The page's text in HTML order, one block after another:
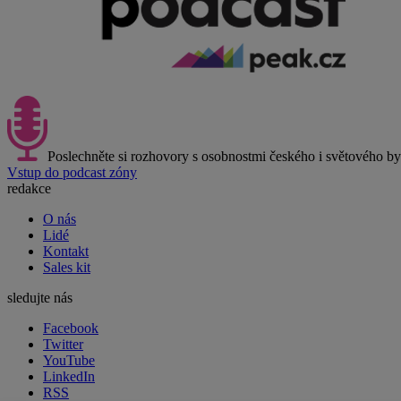
Poslechněte si rozhovory s osobnostmi českého i světového
Vstup do podcast zóny
redakce
O nás
Lidé
Kontakt
Sales kit
sledujte nás
Facebook
Twitter
YouTube
LinkedIn
RSS